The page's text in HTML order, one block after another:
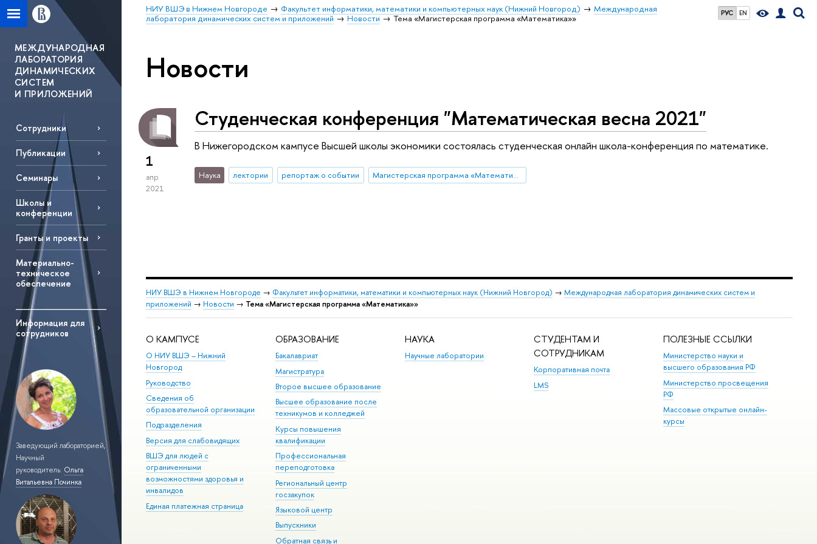
РУС EN
НИУ ВШЭ в Нижнем Новгороде Факультет информатики, математики и компьютерных наук (Нижний Новгород)
Международная
лаборатория динамических систем и приложений
Новости Тема «Магистерская программа «Математика»»
МЕЖДУНАРОДНАЯ
ЛАБОРАТОРИЯ
ДИНАМИЧЕСКИХ
СИСТЕМ
И ПРИЛОЖЕНИЙ
Сотрудники
Публикации
Семинары
Школы и
конференции
Гранты и проекты
Материально-
техническое
обеспечение
Информация для
сотрудников
Заведующий лабораторией,
Научный
руководитель: Ольга
Витальевна Починка
Новости
1
апр
2021
Студенческая конференция "Математическая весна 2021"
В Нижегородском кампусе Высшей школы экономики состоялась студенческая онлайн школа-конференция по математике.
Наука лектории репортаж о событии Магистерская программа «Математика»
НИУ ВШЭ в Нижнем Новгороде → Факультет информатики, математики и компьютерных наук (Нижний Новгород) → Международная лаборатория динамических систем и
приложений → Новости → Тема «Магистерская программа «Математика»»
О КАМПУСЕ
О НИУ ВШЭ – Нижний
Новгород
Руководство
Сведения об
образовательной организации
Подразделения
Версия для слабовидящих
ВШЭ для людей с
ограниченными
возможностями здоровья и
инвалидов
Единая платежная страница
ОБРАЗОВАНИЕ
Бакалавриат
Магистратура
Второе высшее образование
Высшее образование после
техникумов и колледжей
Курсы повышения
квалификации
Профессиональная
переподготовка
Региональный центр
госзакупок
Языковой центр
Выпускники
Обратная связь и
НАУКА
Научные лаборатории
СТУДЕНТАМ И
СОТРУДНИКАМ
Корпоративная почта
LMS
ПОЛЕЗНЫЕ ССЫЛКИ
Министерство науки и
высшего образования РФ
Министерство просвещения
РФ
Массовые открытые онлайн-
курсы